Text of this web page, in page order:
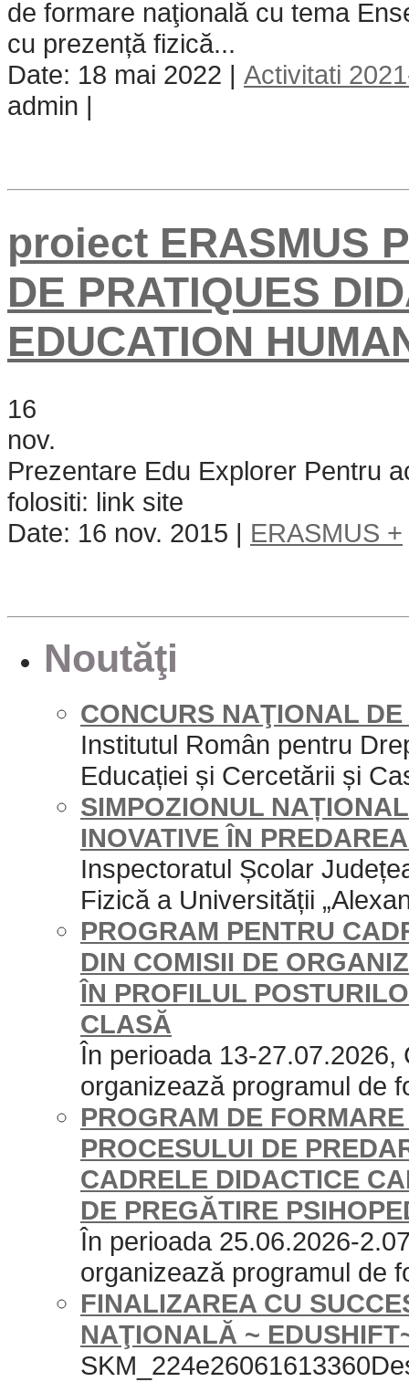
de formare naţională cu tema
cu prezență fizică...
Date: 18 mai 2022 | Activitati
admin |
proiect ERASMUS
DE PRATIQUES
EDUCATION
16
nov.
Prezentare Edu Explorer Pentru
folositi: link site
Date: 16 nov. 2015 | ERASMUS +
Noutăţi
CONCURS NAŢIONAL
Institutul Român pentru
Educației și Cercetării și
SIMPOZIONUL
INOVATIVE ÎN
Inspectoratul Școlar
Fizică a Universității
PROGRAM PENTRU
DIN COMISII DE
ÎN PROFILUL
CLASĂ
În perioada 13-
organizează programul de
PROGRAM DE
PROCESULUI DE
CADRELE DIDACTICE
DE PREGĂTIRE
În perioada 25.06.2026-
organizează programul de
FINALIZAREA CU
NAŢIONALĂ ~